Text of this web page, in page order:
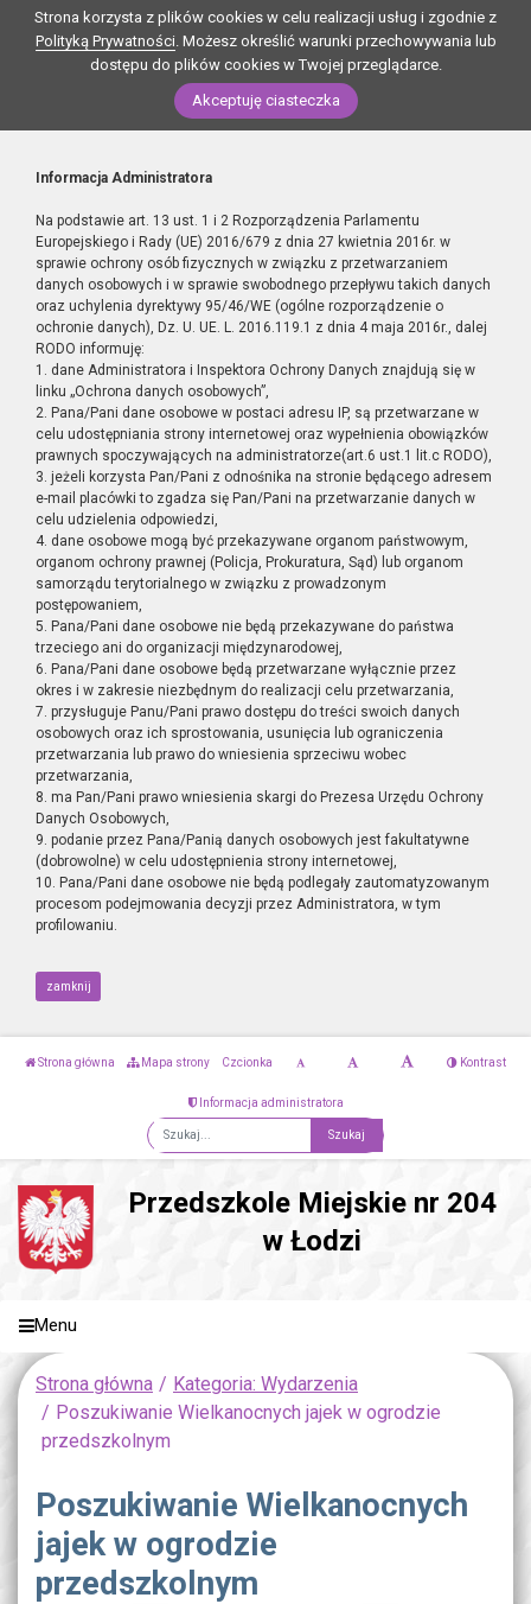
Strona korzysta z plików cookies w celu realizacji usług i zgodnie z
Polityką Prywatności. Możesz określić warunki przechowywania lub
dostępu do plików cookies w Twojej przeglądarce.
Akceptuję ciasteczka
Informacja Administratora
Na podstawie art. 13 ust. 1 i 2 Rozporządzenia Parlamentu
Europejskiego i Rady (UE) 2016/679 z dnia 27 kwietnia 2016r. w
sprawie ochrony osób fizycznych w związku z przetwarzaniem
danych osobowych i w sprawie swobodnego przepływu takich danych
oraz uchylenia dyrektywy 95/46/WE (ogólne rozporządzenie o
ochronie danych), Dz. U. UE. L. 2016.119.1 z dnia 4 maja 2016r., dalej
RODO informuję:
1. dane Administratora i Inspektora Ochrony Danych znajdują się w
linku „Ochrona danych osobowych”,
2. Pana/Pani dane osobowe w postaci adresu IP, są przetwarzane w
celu udostępniania strony internetowej oraz wypełnienia obowiązków
prawnych spoczywających na administratorze(art.6 ust.1 lit.c RODO),
3. jeżeli korzysta Pan/Pani z odnośnika na stronie będącego adresem
e-mail placówki to zgadza się Pan/Pani na przetwarzanie danych w
celu udzielenia odpowiedzi,
4. dane osobowe mogą być przekazywane organom państwowym,
organom ochrony prawnej (Policja, Prokuratura, Sąd) lub organom
samorządu terytorialnego w związku z prowadzonym
postępowaniem,
5. Pana/Pani dane osobowe nie będą przekazywane do państwa
trzeciego ani do organizacji międzynarodowej,
6. Pana/Pani dane osobowe będą przetwarzane wyłącznie przez
okres i w zakresie niezbędnym do realizacji celu przetwarzania,
7. przysługuje Panu/Pani prawo dostępu do treści swoich danych
osobowych oraz ich sprostowania, usunięcia lub ograniczenia
przetwarzania lub prawo do wniesienia sprzeciwu wobec
przetwarzania,
8. ma Pan/Pani prawo wniesienia skargi do Prezesa Urzędu Ochrony
Danych Osobowych,
9. podanie przez Pana/Panią danych osobowych jest fakultatywne
(dobrowolne) w celu udostępnienia strony internetowej,
10. Pana/Pani dane osobowe nie będą podlegały zautomatyzowanym
procesom podejmowania decyzji przez Administratora, w tym
profilowaniu.
zamknij
Strona główna Mapa strony Czcionka Kontrast
Informacja administratora
Fraza
Przedszkole Miejskie nr 204
w Łodzi
Menu
Strona główna
Kategoria: Wydarzenia
Poszukiwanie Wielkanocnych jajek w ogrodzie
przedszkolnym
Poszukiwanie Wielkanocnych
jajek w ogrodzie
przedszkolnym